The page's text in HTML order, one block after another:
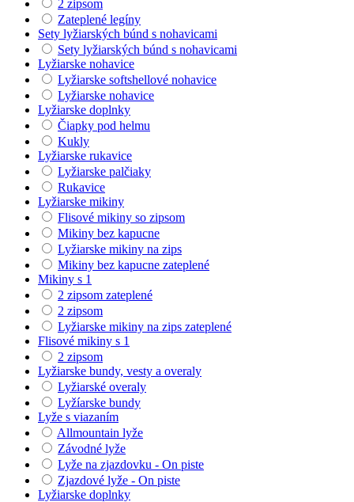
2 zipsom
Zateplené legíny
Sety lyžiarských búnd s nohavicami
Sety lyžiarských búnd s nohavicami
Lyžiarske nohavice
Lyžiarske softshellové nohavice
Lyžiarske nohavice
Lyžiarske doplnky
Čiapky pod helmu
Kukly
Lyžiarske rukavice
Lyžiarske palčiaky
Rukavice
Lyžiarske mikiny
Flisové mikiny so zipsom
Mikiny bez kapucne
Lyžiarske mikiny na zips
Mikiny bez kapucne zateplené
Mikiny s 1
2 zipsom zateplené
2 zipsom
Lyžiarske mikiny na zips zateplené
Flisové mikiny s 1
2 zipsom
Lyžiarske bundy, vesty a overaly
Lyžiarské overaly
Lyžíarske bundy
Lyže s viazaním
Allmountain lyže
Závodné lyže
Lyže na zjazdovku - On piste
Zjazdové lyže - On piste
Lyžiarske doplnky